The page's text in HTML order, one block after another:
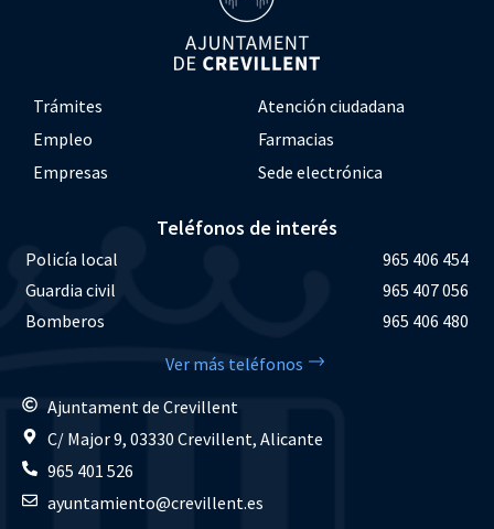
Trámites
Atención ciudadana
Empleo
Farmacias
Empresas
Sede electrónica
Teléfonos de interés
Policía local
965 406 454
Guardia civil
965 407 056
Bomberos
965 406 480
Ver más teléfonos
Ajuntament de Crevillent
C/ Major 9, 03330 Crevillent, Alicante
965 401 526
ayuntamiento@crevillent.es